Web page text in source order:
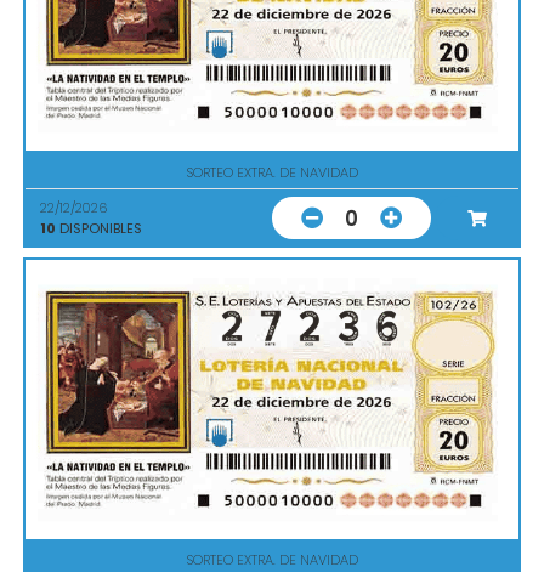
SORTEO EXTRA. DE NAVIDAD
22/12/2026
10 DISPONIBLES 0
SORTEO EXTRA. DE NAVIDAD